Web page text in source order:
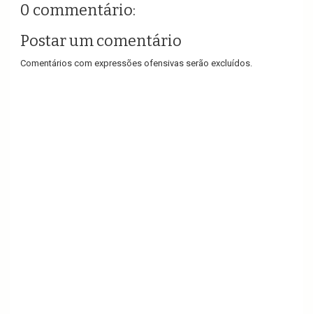
0 commentário:
Postar um comentário
Comentários com expressões ofensivas serão excluídos.